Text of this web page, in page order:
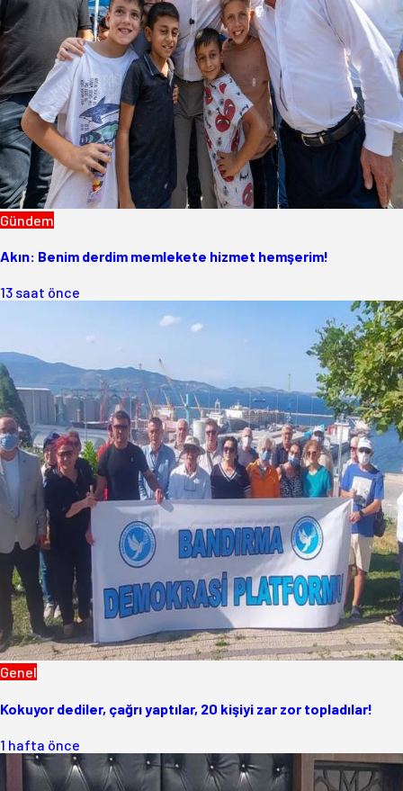
Gündem
Akın: Benim derdim memlekete hizmet hemşerim!
13 saat önce
Genel
Kokuyor dediler, çağrı yaptılar, 20 kişiyi zar zor topladılar!
1 hafta önce